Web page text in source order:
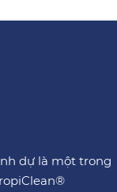
dự là một trong